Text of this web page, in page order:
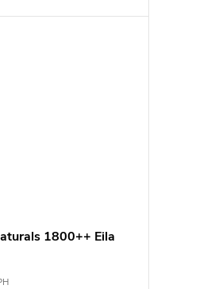
1800++ Eila